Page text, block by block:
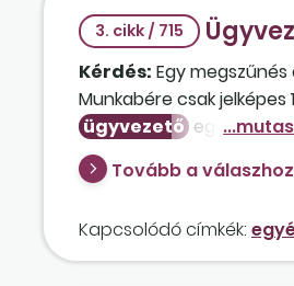
3. cikk / 715
Kérdés: Egy
Munkabére csak
ügyvezető egyéni
meg a minimumjárulékot,
vonatkoznak rá, vagy
Tovább a válaszhoz
Kapcsolódó címkék: